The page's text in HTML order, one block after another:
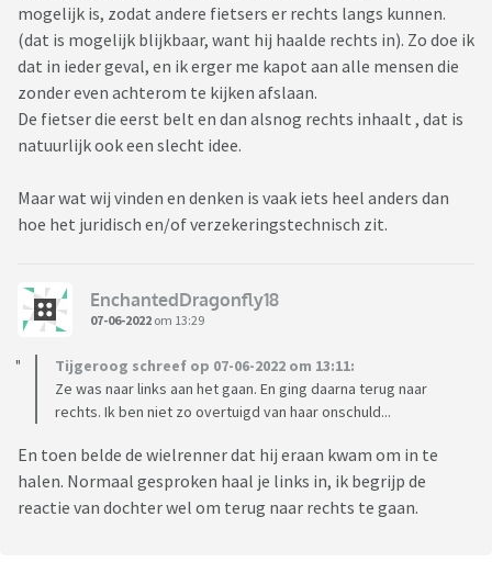
mogelijk is, zodat andere fietsers er rechts langs kunnen.
(dat is mogelijk blijkbaar, want hij haalde rechts in). Zo doe ik
dat in ieder geval, en ik erger me kapot aan alle mensen die
zonder even achterom te kijken afslaan.
De fietser die eerst belt en dan alsnog rechts inhaalt , dat is
natuurlijk ook een slecht idee.
Maar wat wij vinden en denken is vaak iets heel anders dan
hoe het juridisch en/of verzekeringstechnisch zit.
EnchantedDragonfly18
07-06-2022 om 13:29
Tijgeroog schreef op 07-06-2022 om 13:11:
Ze was naar links aan het gaan. En ging daarna terug naar
rechts. Ik ben niet zo overtuigd van haar onschuld...
En toen belde de wielrenner dat hij eraan kwam om in te
halen. Normaal gesproken haal je links in, ik begrijp de
reactie van dochter wel om terug naar rechts te gaan.